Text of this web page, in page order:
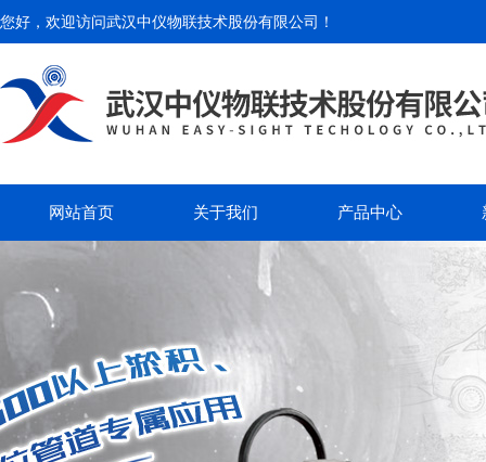
您好，欢迎访问武汉中仪物联技术股份有限公司 ！
网站首页 关于我们 产品中心